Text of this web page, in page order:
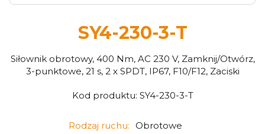
SY4-230-3-T
Siłownik obrotowy, 400 Nm, AC 230 V, Zamknij/Otwórz,
3-punktowe, 21 s, 2 x SPDT, IP67, F10/F12, Zaciski
Kod produktu: SY4-230-3-T
Rodzaj ruchu: Obrotowe